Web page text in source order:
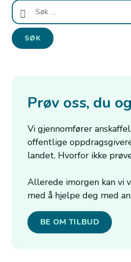
Søk
etter:
Prøv oss, du
Vi gjennomfører
offentlige
landet. Hvorfor ikke
Allerede imorgen kan vi
med å hjelpe deg med
BE OM TILBUD